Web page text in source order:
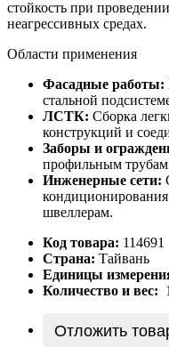
стойкость при
неагрессивных средах.
Области применения
Фасадные работы:
стальной
ЛСТК: Сборка
конструкций и
Заборы и
профильным
Инженерные сети:
швеллерам.
Код товара: 114691
Страна: Тайвань
Единицы
Количество и вес:
Отложить